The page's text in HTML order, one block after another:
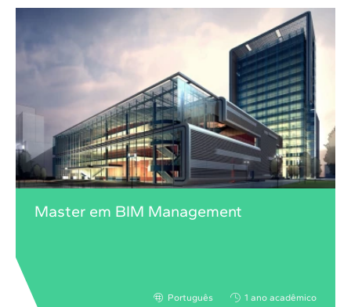
Master em BIM Management
Português 1 ano acadêmico